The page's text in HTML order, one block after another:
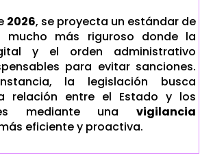
2026, se proyecta un estándar de
mucho más riguroso donde la
y el orden administrativo
para evitar sanciones.
la legislación busca
relación entre el Estado y los
mediante una vigilancia
eficiente y proactiva.